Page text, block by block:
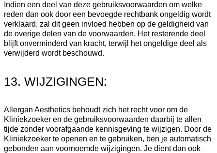
Indien een deel van deze gebruiksvoorwaarden om welke
reden dan ook door een bevoegde rechtbank ongeldig wordt
verklaard, zal dit geen invloed hebben op de geldigheid van
de overige delen van de voorwaarden. Het resterende deel
blijft onverminderd van kracht, terwijl het ongeldige deel als
verwijderd wordt beschouwd.
13. WIJZIGINGEN:
Allergan Aesthetics behoudt zich het recht voor om de
Kliniekzoeker en de gebruiksvoorwaarden daarbij te allen
tijde zonder voorafgaande kennisgeving te wijzigen. Door de
Kliniekzoeker te openen en te gebruiken, ben je automatisch
gebonden aan voornoemde wijzigingen. Je dient dan ook